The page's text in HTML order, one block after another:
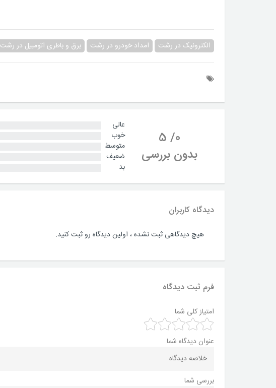
الکترونیک در رشت امداد خودرو در رشت برق و باطری اتومبیل در رشت
0
/
5
بدون بررسی
عالی
خوب
متوسط
ضعیف
بد
دیدگاه کاربران
هیچ دیدگاهی ثبت نشده ، اولین دیدگاه رو ثبت کنید.
فرم ثبت دیدگاه
امتیاز کلی شما
عنوان دیدگاه شما
بررسی شما